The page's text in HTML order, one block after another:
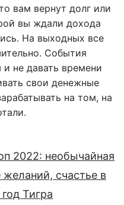
вам вернут долг или
вы ждали дохода
На выходных все
События
не давать времени
свои денежные
на том, на
2022: необычайная
желаний, счастье в
Тигра